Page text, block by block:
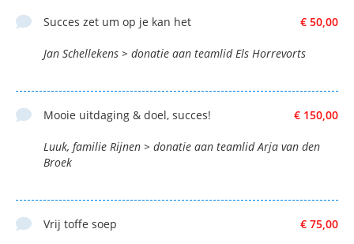
€ 50,00
Succes zet um op je kan het
Jan Schellekens > donatie aan teamlid Els Horrevorts
€ 150,00
Mooie uitdaging & doel, succes!
Luuk, familie Rijnen > donatie aan teamlid Arja van den
Broek
€ 75,00
Vrij toffe soep